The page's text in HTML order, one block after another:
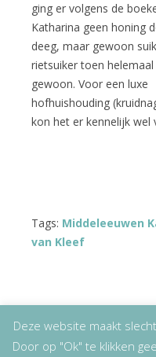
ging er volgens de
Katharina geen honing
deeg, maar gewoon
rietsuiker toen
gewoon. Voor een luxe
hofhuishouding
kon het er kennelijk wel
Tags: Middeleeuwen
van Kleef
Copyright© 2026
Deze website maakt
Door op "Ok" te klikken